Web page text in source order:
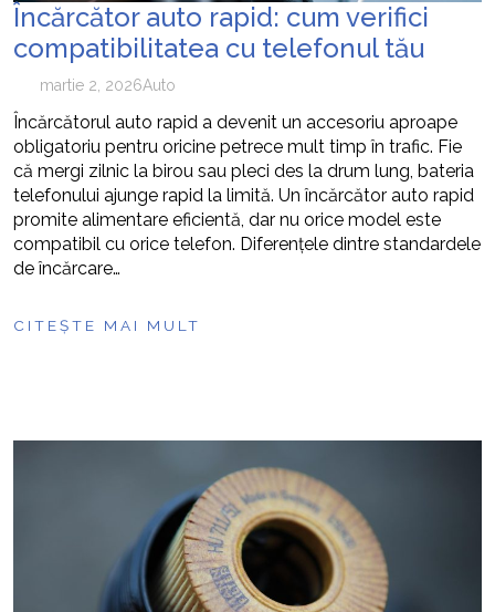
Încărcător auto rapid: cum verifici
compatibilitatea cu telefonul tău
martie 2, 2026Auto
Încărcătorul auto rapid a devenit un accesoriu aproape
obligatoriu pentru oricine petrece mult timp în trafic. Fie
că mergi zilnic la birou sau pleci des la drum lung, bateria
telefonului ajunge rapid la limită. Un încărcător auto rapid
promite alimentare eficientă, dar nu orice model este
compatibil cu orice telefon. Diferențele dintre standardele
de încărcare…
CITEȘTE MAI MULT